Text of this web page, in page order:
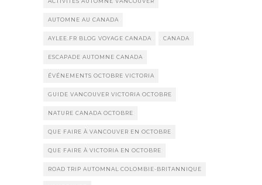
AUTOMNE AU CANADA
AYLEE.FR BLOG VOYAGE CANADA CANADA
ESCAPADE AUTOMNE CANADA
ÉVÉNEMENTS OCTOBRE VICTORIA
GUIDE VANCOUVER VICTORIA OCTOBRE
NATURE CANADA OCTOBRE
QUE FAIRE À VANCOUVER EN OCTOBRE
QUE FAIRE À VICTORIA EN OCTOBRE
ROAD TRIP AUTOMNAL COLOMBIE-BRITANNIQUE